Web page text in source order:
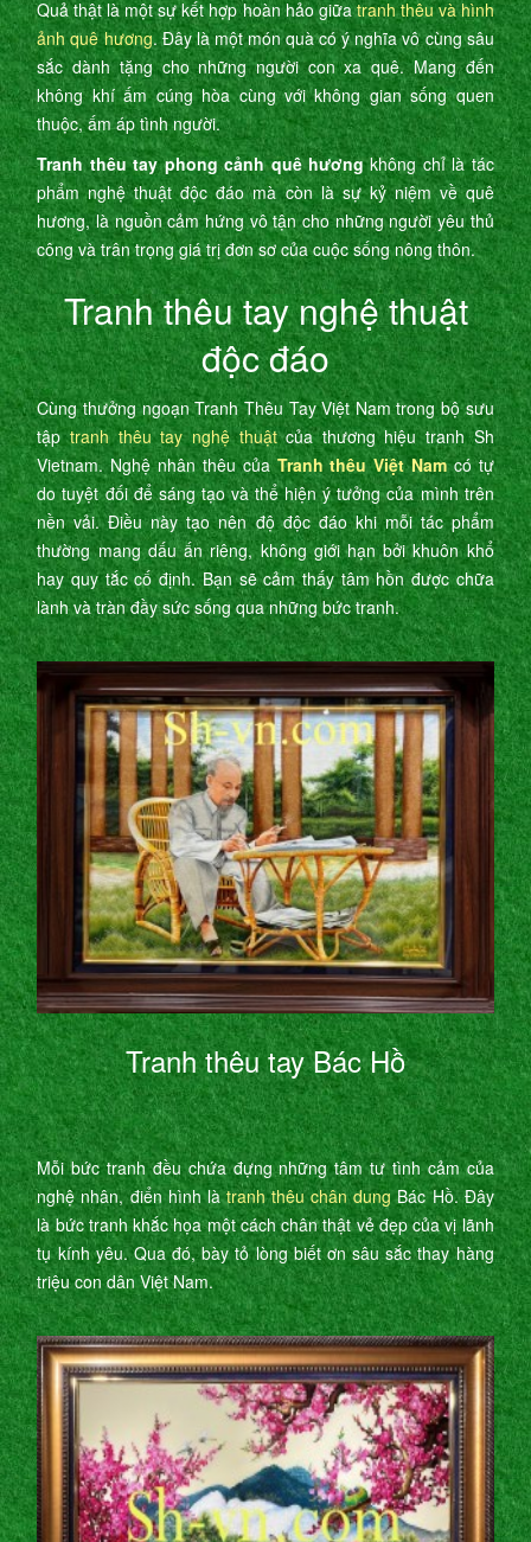
Quả thật là một sự kết hợp hoàn hảo giữatranh thêu và hình
ảnh quê hương. Đây là một món quà có ý nghĩa vô cùng sâu
sắc dành tặng cho những người con xa quê. Mang đến
không khí ấm cúng hòa cùng với không gian sống quen
thuộc, ấm áp tình người.
Tranh thêu tay phong cảnh quê hươngkhông chỉ là tác
phẩm nghệ thuật độc đáo mà còn là sự kỷ niệm về quê
hương, là nguồn cảm hứng vô tận cho những người yêu thủ
công và trân trọng giá trị đơn sơ của cuộc sống nông thôn.
Tranh thêu tay nghệ thuật
độc đáo
Cùng thưởng ngoạn Tranh Thêu Tay Việt Nam trong bộ sưu
tậptranh thêu tay nghệ thuậtcủa thương hiệu tranh Sh
Vietnam. Nghệ nhân thêu củaTranh thêu Việt Namcó tự
do tuyệt đối để sáng tạo và thể hiện ý tưởng của mình trên
nền vải. Điều này tạo nên độ độc đáo khi mỗi tác phẩm
thường mang dấu ấn riêng, không giới hạn bởi khuôn khổ
hay quy tắc cố định. Bạn sẽ cảm thấy tâm hồn được chữa
lành và tràn đầy sức sống qua những bức tranh.
Tranh thêu tay Bác Hồ
Mỗi bức tranh đều chứa đựng những tâm tư tình cảm của
nghệ nhân, điển hình làtranh thêu chân dungBác Hồ. Đây
là bức tranh khắc họa một cách chân thật vẻ đẹp của vị lãnh
tụ kính yêu. Qua đó, bày tỏ lòng biết ơn sâu sắc thay hàng
triệu con dân Việt Nam.